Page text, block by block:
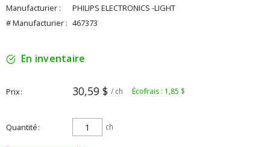
Manufacturier :
PHILIPS ELECTRONICS -LIGHT
# Manufacturier : 467373
En inventaire
Prix 30,59 $ / ch Écofrais : 1,85 $
Quantité ch